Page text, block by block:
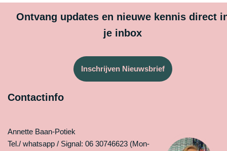
Ontvang updates en nieuwe kennis direct
je inbox
Inschrijven Nieuwsbrief
Contactinfo
Annette Baan-Potiek
Tel./ whatsapp / Signal: 06 30746623 (Mon-